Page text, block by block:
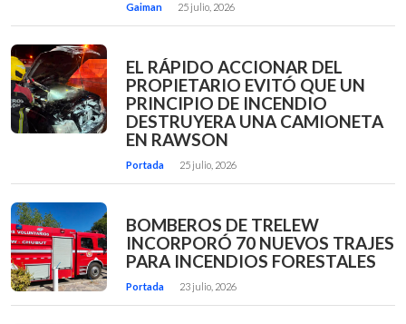
Gaiman 25 julio, 2026
EL RÁPIDO ACCIONAR DEL
PROPIETARIO EVITÓ QUE UN
PRINCIPIO DE INCENDIO
DESTRUYERA UNA CAMIONETA
EN RAWSON
Portada 25 julio, 2026
BOMBEROS DE TRELEW
INCORPORÓ 70 NUEVOS TRAJES
PARA INCENDIOS FORESTALES
Portada 23 julio, 2026